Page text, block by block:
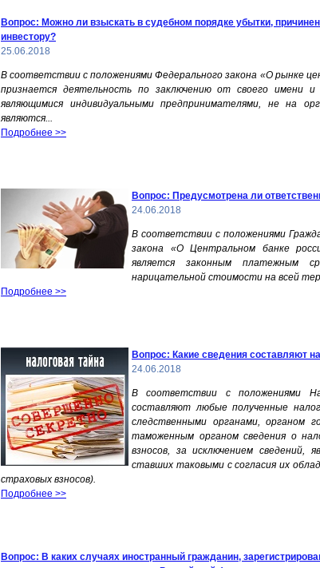
Вопрос: Можно ли взыскать в судебном порядке убытки,
инвестору?
25.06.2018
В соответствии с положениями Федерального закона «О рынке
признается деятельность по заключению от своего имени
являющимися индивидуальными предпринимателями, не на
являются...
Подробнее >>
Вопрос: Предусмотрена ли
24.06.2018
В соответствии с положениями
закона «О Центральном банке
является законным платежным
нарицательной стоимости на всей
Подробнее >>
Вопрос: Какие сведения составляют
24.06.2018
В соответствии с положениями
составляют любые полученные
следственными органами, органом
таможенным органом сведения о
взносов, за исключением сведений,
ставших таковыми с согласия их
страховых взносов).
Подробнее >>
Вопрос: В каких случаях иностранный гражданин,